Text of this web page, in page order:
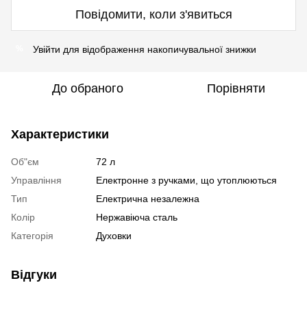
Повідомити, коли з'явиться
Увійти для відображення накопичувальної знижки
До обраного Порівняти
Характеристики
Об"єм
72 л
Управління
Електронне з ручками, що утоплюються
Тип
Електрична незалежна
Колір
Нержавіюча сталь
Категорія
Духовки
Відгуки